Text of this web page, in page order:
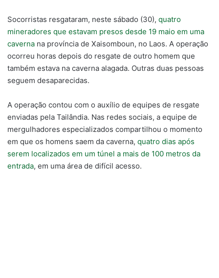
Socorristas resgataram, neste sábado (30), quatro
mineradores que estavam presos desde 19 maio em uma
caverna na província de Xaisomboun, no Laos. A operação
ocorreu horas depois do resgate de outro homem que
também estava na caverna alagada. Outras duas pessoas
seguem desaparecidas.
A operação contou com o auxílio de equipes de resgate
enviadas pela Tailândia. Nas redes sociais, a equipe de
mergulhadores especializados compartilhou o momento
em que os homens saem da caverna, quatro dias após
serem localizados em um túnel a mais de 100 metros da
entrada, em uma área de difícil acesso.